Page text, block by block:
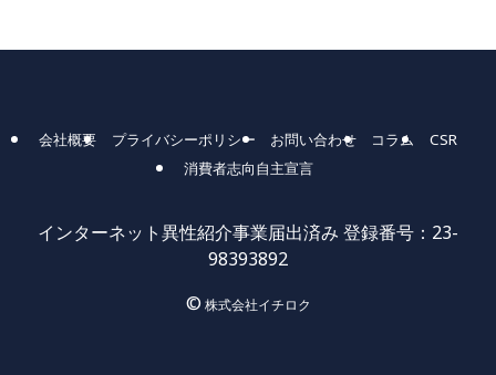
会社概要 プライバシーポリシー お問い合わせ コラム
CSR
消費者志向自主宣言
インターネット異性紹介事業届出済み 登録番号：23-
98393892
© 株式会社イチロク